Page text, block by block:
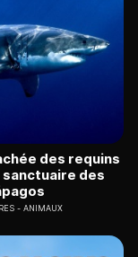
des requins
sanctuaire des
ANIMAUX